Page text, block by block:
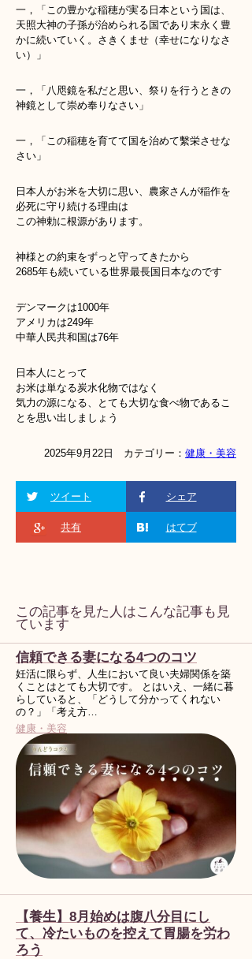
一，「この豊かな稲穂が実る日本という国は、
天照大神の子孫が治められる国であり末永く豊
かに続いていく。さきくませ（幸せになりなさ
い）」
一，「八咫鏡を私だと思い、祭りを行うときの
神鏡として崇め奉りなさい」
一，「この稲穂を育てて国を治めて繫栄させな
さい」
日本人がお米を大切に思い、農家さんが稲作を
必死に守り続ける理由は
この神勅に根源があります。
神様との約束をずっと守ってきたから
2685年も続いている世界最長国日本なのです
デンマークは1000年
アメリカは249年
中華人民共和国は76年
日本人にとって
お米は単なる炭水化物ではなく
気力の源になる、とても大切な食べ物であるこ
とを思い出しましょう
2025年9月22日 カテゴリー： 健康・美容
ツイート シェア
共有 はてブ
この記事を見た人はこんな記事も見
ています
信頼できる妻になる4つのコツ
妊活に限らず、人生において良い夫婦関係を築
くことはとても大切です。 とはいえ、一緒に暮
らしていると、「どうして分かってくれない
の？」「考え方…
健康・美容
【養生】8月始めは腹八分目にし
て、冷たいものを控えて胃腸を労わ
ろう